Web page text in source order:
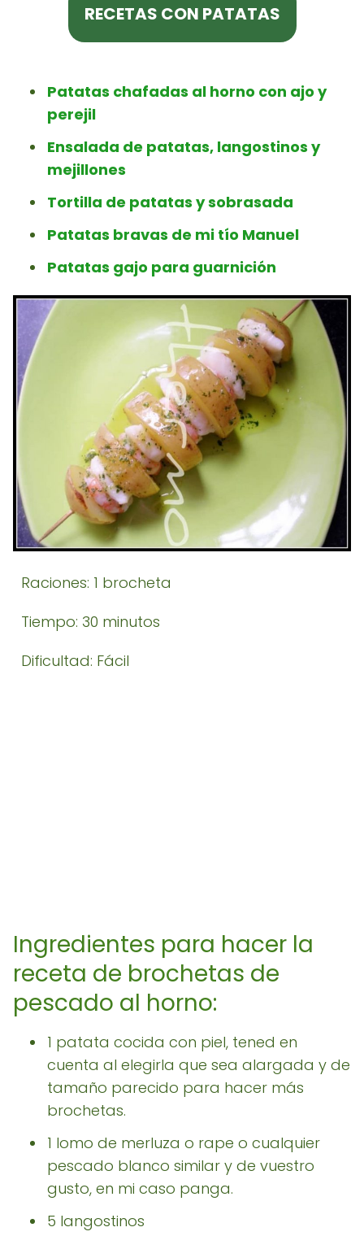
RECETAS CON PATATAS
Patatas chafadas al horno con ajo y
perejil
Ensalada de patatas, langostinos y
mejillones
Tortilla de patatas y sobrasada
Patatas bravas de mi tío Manuel
Patatas gajo para guarnición
Raciones: 1 brocheta
Tiempo: 30 minutos
Dificultad: Fácil
Ingredientes para hacer la
receta de brochetas de
pescado al horno:
1 patata cocida con piel, tened en
cuenta al elegirla que sea alargada y de
tamaño parecido para hacer más
brochetas.
1 lomo de merluza o rape o cualquier
pescado blanco similar y de vuestro
gusto, en mi caso panga.
5 langostinos